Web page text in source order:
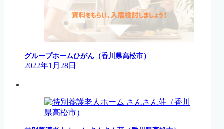
グループホームひがん（香川県高松市）
2022年1月28日